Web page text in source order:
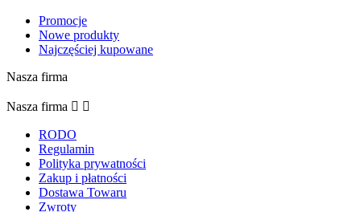
Promocje
Nowe produkty
Najczęściej kupowane
Nasza firma
Nasza firma  
RODO
Regulamin
Polityka prywatności
Zakup i płatności
Dostawa Towaru
Zwroty